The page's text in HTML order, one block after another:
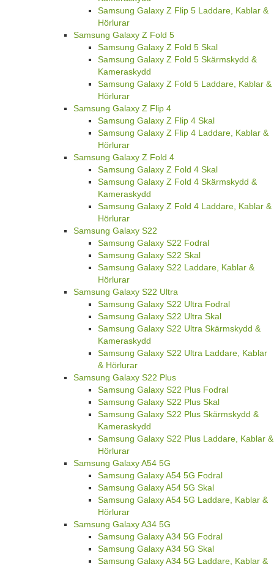
Samsung Galaxy Z Flip 5 Laddare, Kablar &
Hörlurar
Samsung Galaxy Z Fold 5
Samsung Galaxy Z Fold 5 Skal
Samsung Galaxy Z Fold 5 Skärmskydd &
Kameraskydd
Samsung Galaxy Z Fold 5 Laddare, Kablar &
Hörlurar
Samsung Galaxy Z Flip 4
Samsung Galaxy Z Flip 4 Skal
Samsung Galaxy Z Flip 4 Laddare, Kablar &
Hörlurar
Samsung Galaxy Z Fold 4
Samsung Galaxy Z Fold 4 Skal
Samsung Galaxy Z Fold 4 Skärmskydd &
Kameraskydd
Samsung Galaxy Z Fold 4 Laddare, Kablar &
Hörlurar
Samsung Galaxy S22
Samsung Galaxy S22 Fodral
Samsung Galaxy S22 Skal
Samsung Galaxy S22 Laddare, Kablar &
Hörlurar
Samsung Galaxy S22 Ultra
Samsung Galaxy S22 Ultra Fodral
Samsung Galaxy S22 Ultra Skal
Samsung Galaxy S22 Ultra Skärmskydd &
Kameraskydd
Samsung Galaxy S22 Ultra Laddare, Kablar
& Hörlurar
Samsung Galaxy S22 Plus
Samsung Galaxy S22 Plus Fodral
Samsung Galaxy S22 Plus Skal
Samsung Galaxy S22 Plus Skärmskydd &
Kameraskydd
Samsung Galaxy S22 Plus Laddare, Kablar &
Hörlurar
Samsung Galaxy A54 5G
Samsung Galaxy A54 5G Fodral
Samsung Galaxy A54 5G Skal
Samsung Galaxy A54 5G Laddare, Kablar &
Hörlurar
Samsung Galaxy A34 5G
Samsung Galaxy A34 5G Fodral
Samsung Galaxy A34 5G Skal
Samsung Galaxy A34 5G Laddare, Kablar &